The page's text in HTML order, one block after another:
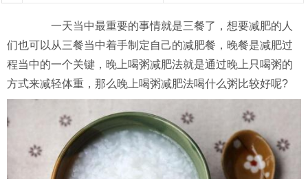
一天当中最重要的事情就是三餐了，想要减肥的人
们也可以从三餐当中着手制定自己的减肥餐，晚餐是减肥过
程当中的一个关键，晚上喝粥减肥法就是通过晚上只喝粥的
方式来减轻体重，那么晚上喝粥减肥法喝什么粥比较好呢?